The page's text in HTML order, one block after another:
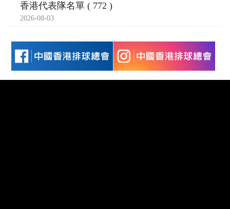
香港代表隊名單 ( 772 )
2026-08-03